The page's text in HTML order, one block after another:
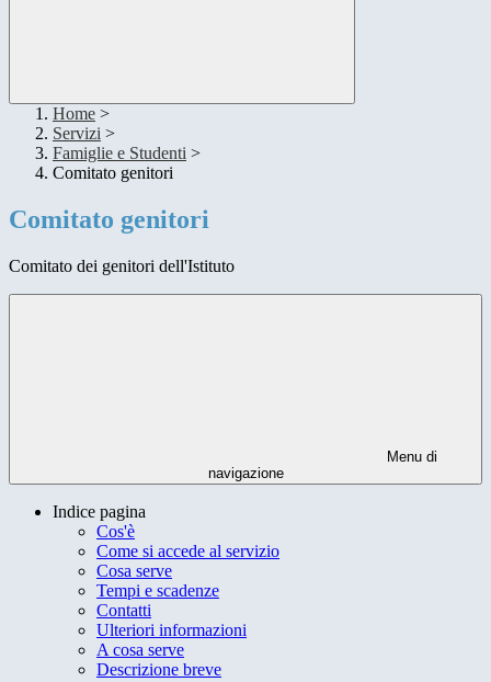
Home >
Servizi >
Famiglie e Studenti >
Comitato genitori
Comitato genitori
Comitato dei genitori dell'Istituto
Menu di
navigazione
Indice pagina
Cos'è
Come si accede al servizio
Cosa serve
Tempi e scadenze
Contatti
Ulteriori informazioni
A cosa serve
Descrizione breve